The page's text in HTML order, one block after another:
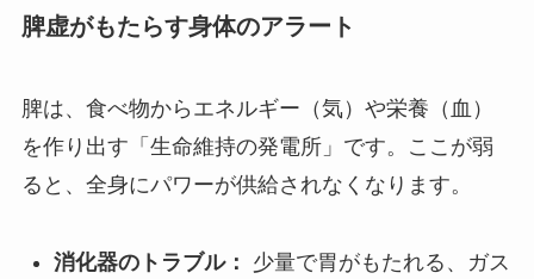
脾虚がもたらす身体のアラート
脾は、食べ物からエネルギー（気）や栄養（血）
を作り出す「生命維持の発電所」です。ここが弱
ると、全身にパワーが供給されなくなります。
消化器のトラブル：
少量で胃がもたれる、ガス